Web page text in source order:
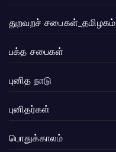
துறவறச் சபைகள்_தமிழகம்
பக்த சபைகள்
புனித நாடு
புனிதர்கள்
பொதுக்காலம்